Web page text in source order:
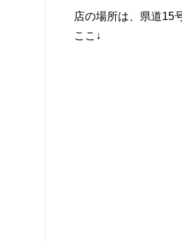
店の場所は、県道15
ここ↓